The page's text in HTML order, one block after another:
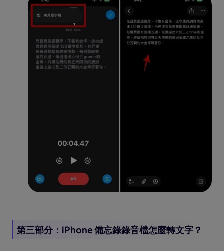
第三部分：iPhone 備忘錄錄音檔怎麼轉文字？